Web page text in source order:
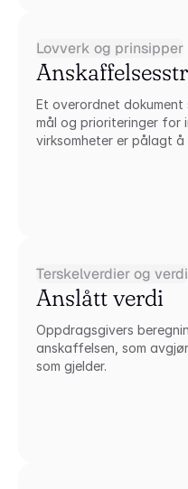
Lovverk og prinsipper
Et overordnet
mål og prioriteringer for
virksomheter er pålagt å
Terskelverdier og verdi
Anslått verdi
Oppdragsgivers
anskaffelsen, som
som gjelder.